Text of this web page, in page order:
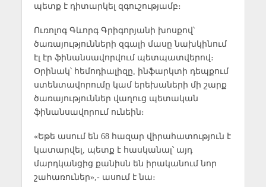
պետք է դիտարկել զգուշությամբ։
Ուռոլոգ Գևորգ Գրիգորյանի խոսքով՝
ծառայությունների զգալի մասը նախկինում
էլ էր ֆինանսավորվում պետպատվերով։
Օրինակ՝ հեմոդիալիզը, ինֆարկտի դեպքում
ստենտավորումը կամ երեխաների մի շարք
ծառայություններ վաղուց պետական
ֆինանսավորում ունեին։
«Եթե ասում են 68 հազար վիրահատություն է
կատարվել, պետք է հասկանալ՝ այդ
մարդկանցից քանիսն են իրականում նոր
շահառուներ»,- ասում է նա։